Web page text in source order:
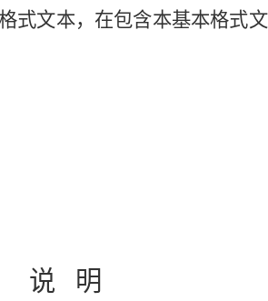
式文本，在包含本基本格式
说 明